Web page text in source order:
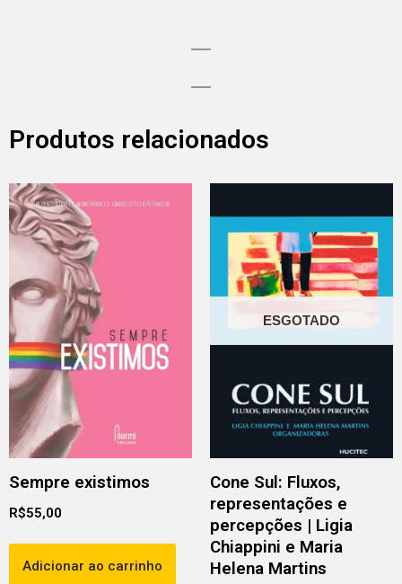
Produtos relacionados
Sempre existimos
R$55,00
Adicionar ao carrinho
ESGOTADO
Cone Sul: Fluxos,
representações e
percepções | Ligia
Chiappini e Maria
Helena Martins